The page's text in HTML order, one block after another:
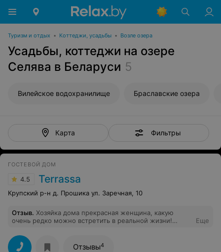
Туризм и отдых • Коттеджи, усадьбы • Возле озера
Усадьбы, коттеджи на озере
Селява в Беларуси 5
Вилейское водохранилище Браславские озера
Карта Фильтры
ГОСТЕВОЙ ДОМ
4.5 Terrassa
Крупский р-н д. Прошика ул. Заречная, 10
Отзыв. Хозяйка дома прекрасная женщина, какую
очень редко можно встретить в реальной жизни!
жизнь в первозданном виде. В сотне метров от дома
даже есть лебединое гнездо!
Еще
Отзывы4